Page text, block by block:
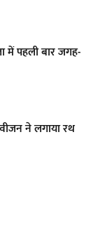
में पहली बार जगह-
ने लगाया रथ